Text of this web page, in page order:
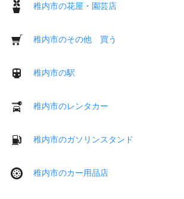
稚内市の花屋・園芸店
稚内市のその他 買う
稚内市の駅
稚内市のレンタカー
稚内市のガソリンスタンド
稚内市のカー用品店